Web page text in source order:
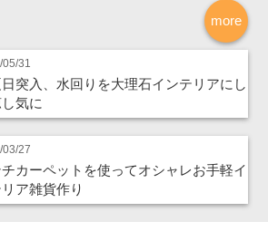
more
31
突入、水回りを大理石インテリアにし
気に
03/27
カーペットを使ってオシャレお手軽イ
ア雑貨作り